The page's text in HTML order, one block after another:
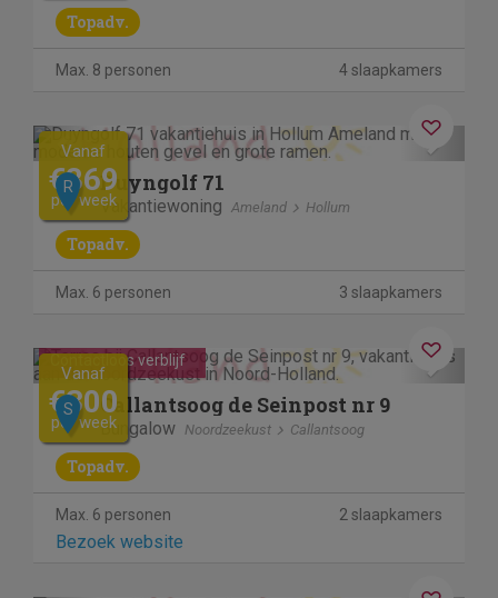
Topadv.
Max. 8 personen 4 slaapkamers
Previous Next
Vanaf
€869
per week
R Duyngolf 71
Vakantiewoning Ameland Hollum
Topadv.
Max. 6 personen 3 slaapkamers
Previous Next
Contactloos verblijf
Vanaf
€300
per week
S Callantsoog de Seinpost nr 9
Bungalow Noordzeekust Callantsoog
Topadv.
Max. 6 personen 2 slaapkamers
Bezoek website